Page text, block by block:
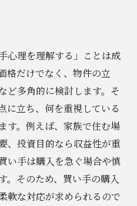
心理を理解する」ことは成
格だけでなく、物件の立
ど多角的に検討します。そ
に立ち、何を重視している
す。例えば、家族で住む場
、投資目的なら収益性が重
い手は購入を急ぐ場合や慎
。そのため、買い手の購入
軟な対応が求められるので